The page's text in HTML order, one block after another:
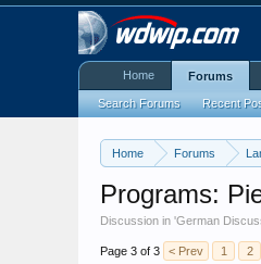
Home Forums
Programs:
Discussion in 'German
Page 3 of 3 < Prev 1 2
Home Forums
Search Forums Recent